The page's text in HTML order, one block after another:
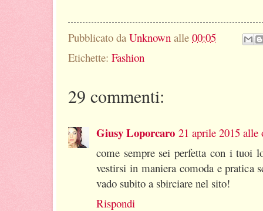
Pubblicato da Unknown alle 00:05
Etichette: Fashion
29 commenti:
Giusy Loporcaro 21 aprile 2015 alle
come sempre sei perfetta con i tuoi
vestirsi in maniera comoda e pratica
vado subito a sbirciare nel sito!
Rispondi